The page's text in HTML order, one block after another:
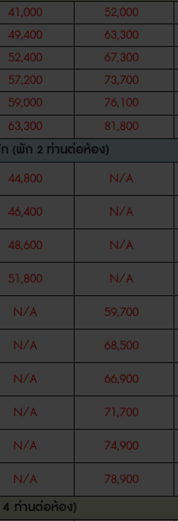
41,000 52,000
49,400 63,300
52,400 67,300
57,200 73,700
59,000 76,100
63,300 81,800
(พัก 2 ท่านต่อห้อง)
44,800 N/A
46,400 N/A
48,600 N/A
51,800 N/A
N/A 59,700
N/A 68,500
N/A 66,900
N/A 71,700
N/A 74,900
N/A 78,900
4 ท่านต่อห้อง)